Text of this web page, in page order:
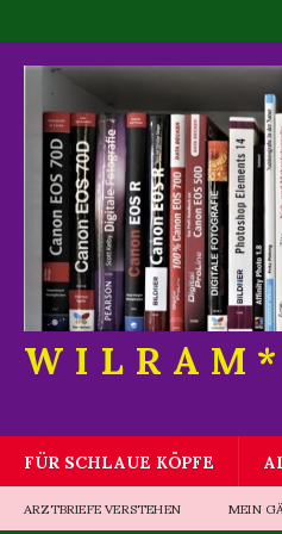
W I L R A M
FÜR SCHLAUE KÖPFE
ARZTBRIEFE VERSTEHEN MEIN